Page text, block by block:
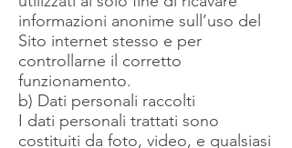
informazioni anonime sull’uso del
Sito internet stesso e per
controllarne il corretto
funzionamento.
b) Dati personali raccolti
I dati personali trattati sono
costituiti da foto, video, e qualsiasi